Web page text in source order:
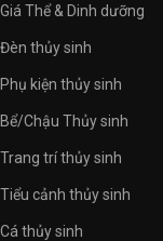
Giá Thể & Dinh dưỡng
Đèn thủy sinh
Phụ kiện thủy sinh
Bể/Chậu Thủy sinh
Trang trí thủy sinh
Tiểu cảnh thủy sinh
Cá thủy sinh